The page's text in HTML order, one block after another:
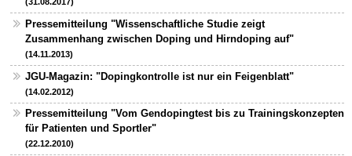
(31.08.2017)
Pressemitteilung "Wissenschaftliche Studie zeigt
Zusammenhang zwischen Doping und Hirndoping auf"
(14.11.2013)
JGU-Magazin: "Dopingkontrolle ist nur ein Feigenblatt"
(14.02.2012)
Pressemitteilung "Vom Gendopingtest bis zu Trainingskonzepten
für Patienten und Sportler"
(22.12.2010)